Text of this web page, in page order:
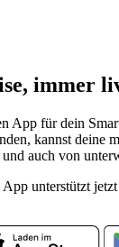
immer
App für dein
kannst deine
auch von
unterstützt